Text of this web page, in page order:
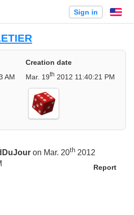
Sign in
AM
Creation date
Mar. 19th 2012 11:40:21 PM
on Mar. 20th 2012
Report